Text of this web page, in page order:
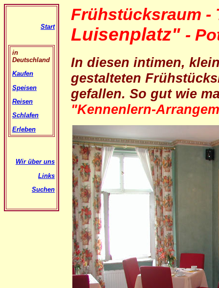
Start
in
Deutschland
Kaufen
Speisen
Reisen
Schlafen
Erleben
Wir über uns
Links
Suchen
Frühstücksraum
Luisenplatz" -
In diesen intimen,
gestalteten
gefallen. So gut wie
"Kennenlern-